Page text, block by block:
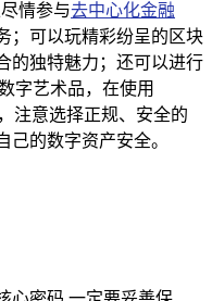
情参与去中心化金融
；可以玩精彩纷呈的区块
的独特魅力；还可以进行
字艺术品，在使用
注意选择正规、安全的
己的数字资产安全。